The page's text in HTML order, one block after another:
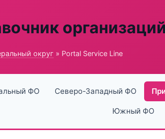
организаций
округ » Portal Service Line
ФО Северо-Западный ФО
Южный ФО